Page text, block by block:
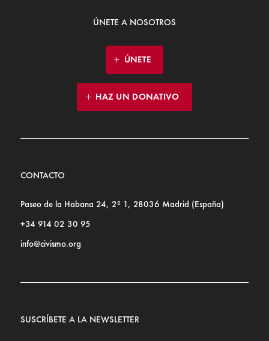
ÚNETE A NOSOTROS
ÚNETE
HAZ UN DONATIVO
CONTACTO
Paseo de la Habana 24, 2º 1, 28036 Madrid (España)
+34 914 02 30 95
info@civismo.org
SUSCRÍBETE A LA NEWSLETTER